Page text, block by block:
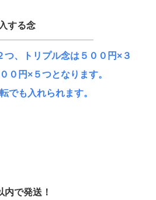
する念
つ、トリプル念は５００円×３
０円×５つとなります。
でも入れられます。
内で発送！